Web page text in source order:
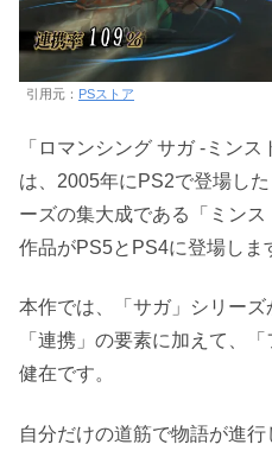
引用元： PSストア
「ロマンシング サガ -ミンス
は、2005年にPS2で登場し
ーズの集大成である「ミン
作品がPS5とPS4に登場しま
本作では、「サガ」シリー
「連携」の要素に加えて、
健在です。
自分だけの道筋で物語が進